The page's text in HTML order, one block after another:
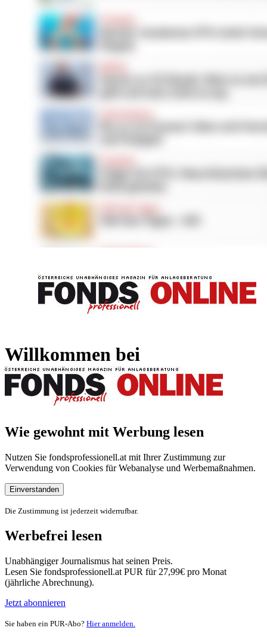
Willkommen bei
Wie gewohnt mit Werbung lesen
Nutzen Sie fondsprofessionell.at mit Ihrer Zustimmung zur
Verwendung von Cookies für Webanalyse und Werbemaßnahmen.
Einverstanden
Die Zustimmung ist jederzeit widerrufbar.
Werbefrei lesen
Unabhängiger Journalismus hat seinen Preis.
Lesen Sie fondsprofessionell.at PUR für 27,99€ pro Monat
(jährliche Abrechnung).
Jetzt abonnieren
Sie haben ein PUR-Abo? Hier anmelden.